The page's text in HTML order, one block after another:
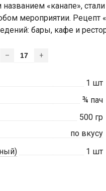
«канапе»,
мероприятии. Рецепт
бары, кафе и
– +
1 шт
¾ пач
500гр
по вкусу
1 шт